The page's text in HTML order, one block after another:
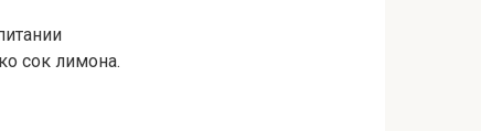
сок лимона.